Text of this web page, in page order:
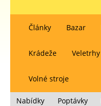
Články Bazar
Krádeže Veletrhy
Volné stroje
Nabídky Poptávky